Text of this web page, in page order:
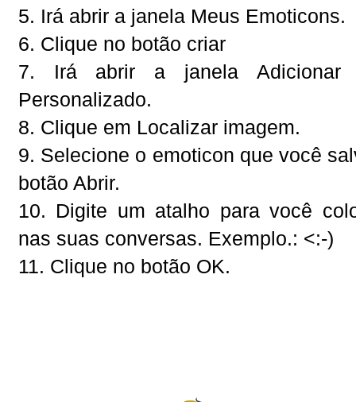
5. Irá abrir a janela Meus Emoticons.
6. Clique no botão criar
7. Irá abrir a janela Adicionar
Personalizado.
8. Clique em Localizar imagem.
9. Selecione o emoticon que você
botão Abrir.
10. Digite um atalho para você
nas suas conversas. Exemplo.: <:-)
11. Clique no botão OK.